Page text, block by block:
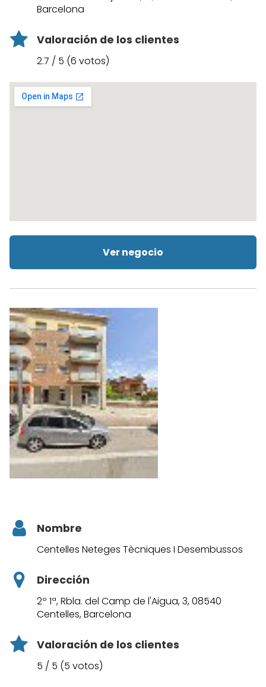
Barcelona
Valoración de los clientes
2.7 / 5 (6 votos)
Ver negocio
Nombre
Centelles Neteges Tècniques I Desembussos
Dirección
2º 1ª, Rbla. del Camp de l'Aigua, 3, 08540
Centelles, Barcelona
Valoración de los clientes
5 / 5 (5 votos)